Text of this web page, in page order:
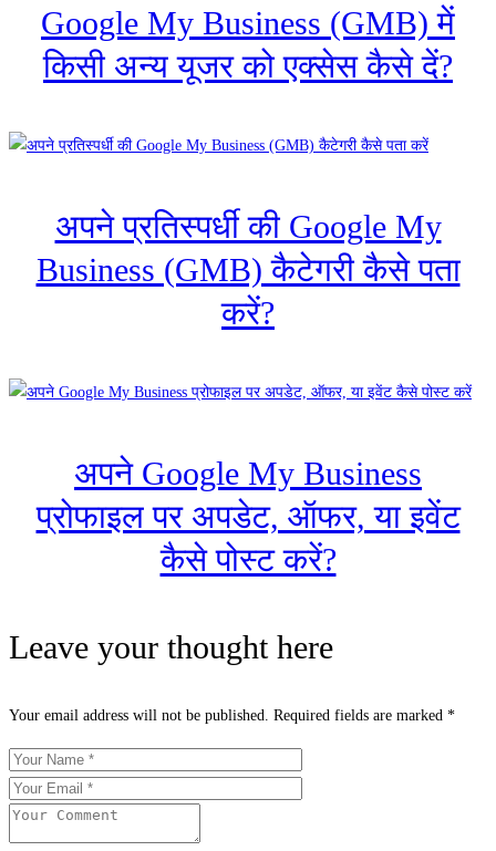
Google My Business (GMB) में
किसी अन्य यूजर को एक्सेस कैसे दें?
अपने प्रतिस्पर्धी की Google My
Business (GMB) कैटेगरी कैसे पता
करें?
अपने Google My Business
प्रोफाइल पर अपडेट, ऑफर, या इवेंट
कैसे पोस्ट करें?
Leave your thought here
Your email address will not be published. Required fields are marked *